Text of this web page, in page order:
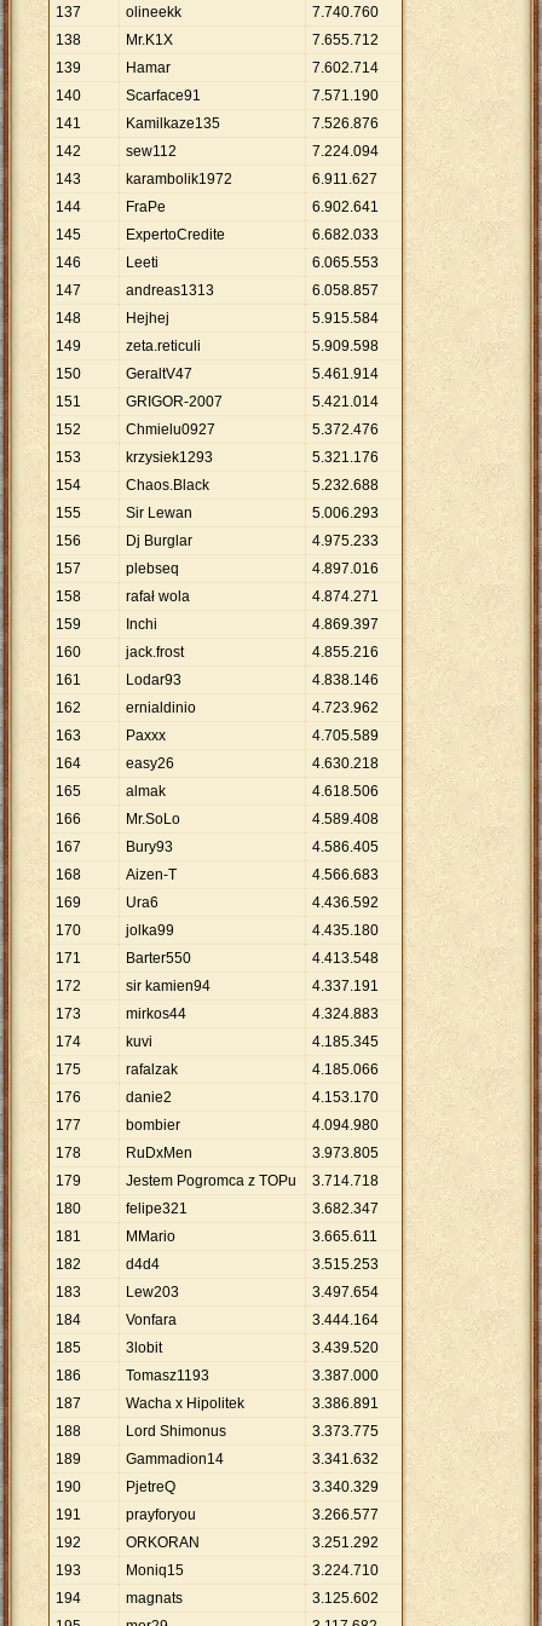
137 olineekk 7.740.760
138
Mr.K1X 7.655.712
139
Hamar 7.602.714
140
Scarface91 7.571.190
141
Kamilkaze135 7.526.876
142
sew112 7.224.094
143
karambolik1972 6.911.627
144
FraPe 6.902.641
145
ExpertoCredite 6.682.033
146
Leeti 6.065.553
147
andreas1313 6.058.857
148
Hejhej 5.915.584
149
zeta.reticuli 5.909.598
150
GeraltV47 5.461.914
151
GRIGOR-2007 5.421.014
152
Chmielu0927 5.372.476
153
krzysiek1293 5.321.176
154
Chaos.Black 5.232.688
155
Sir Lewan 5.006.293
156
Dj Burglar 4.975.233
157
plebseq 4.897.016
158
rafał wola 4.874.271
159
Inchi 4.869.397
160
jack.frost 4.855.216
161
Lodar93 4.838.146
162
ernialdinio 4.723.962
163
Paxxx 4.705.589
164
easy26 4.630.218
165
almak 4.618.506
166
Mr.SoLo 4.589.408
167
Bury93 4.586.405
168
Aizen-T 4.566.683
169
Ura6 4.436.592
170
jolka99 4.435.180
171
Barter550 4.413.548
172
sir kamien94 4.337.191
173
mirkos44 4.324.883
174
kuvi 4.185.345
175
rafalzak 4.185.066
176
danie2 4.153.170
177
bombier 4.094.980
178
RuDxMen 3.973.805
179
Jestem Pogromca z TOPu 3.714.718
180
felipe321 3.682.347
181
MMario 3.665.611
182
d4d4 3.515.253
183
Lew203 3.497.654
184
Vonfara 3.444.164
185
3lobit 3.439.520
186
Tomasz1193 3.387.000
187
Wacha x Hipolitek 3.386.891
188
Lord Shimonus 3.373.775
189
Gammadion14 3.341.632
190
PjetreQ 3.340.329
191
prayforyou 3.266.577
192
ORKORAN 3.251.292
193
Moniq15 3.224.710
194
magnats 3.125.602